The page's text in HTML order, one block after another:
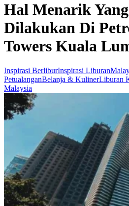
Hal Menarik
Dilakukan Di
Towers Kuala
Inspirasi BerliburInspirasi Liburan
PetualanganBelanja & KulinerLiburan
Malaysia